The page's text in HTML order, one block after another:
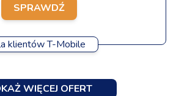
SPRAWDŹ
klientów T-Mobile
WIĘCEJ OFERT